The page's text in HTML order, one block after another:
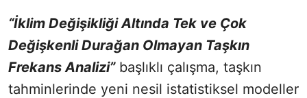
“İklim Değişikliği Altında Tek ve Çok
Değişkenli Durağan Olmayan Taşkın
Frekans Analizi”başlıklı çalışma, taşkın
tahminlerinde yeni nesil istatistiksel modeller